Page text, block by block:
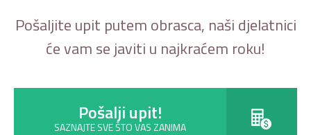
Pošaljite upit putem obrasca, naši djelatnici
će vam se javiti u najkraćem roku!
Pošalji upit!
SAZNAJTE SVE ŠTO VAS ZANIMA